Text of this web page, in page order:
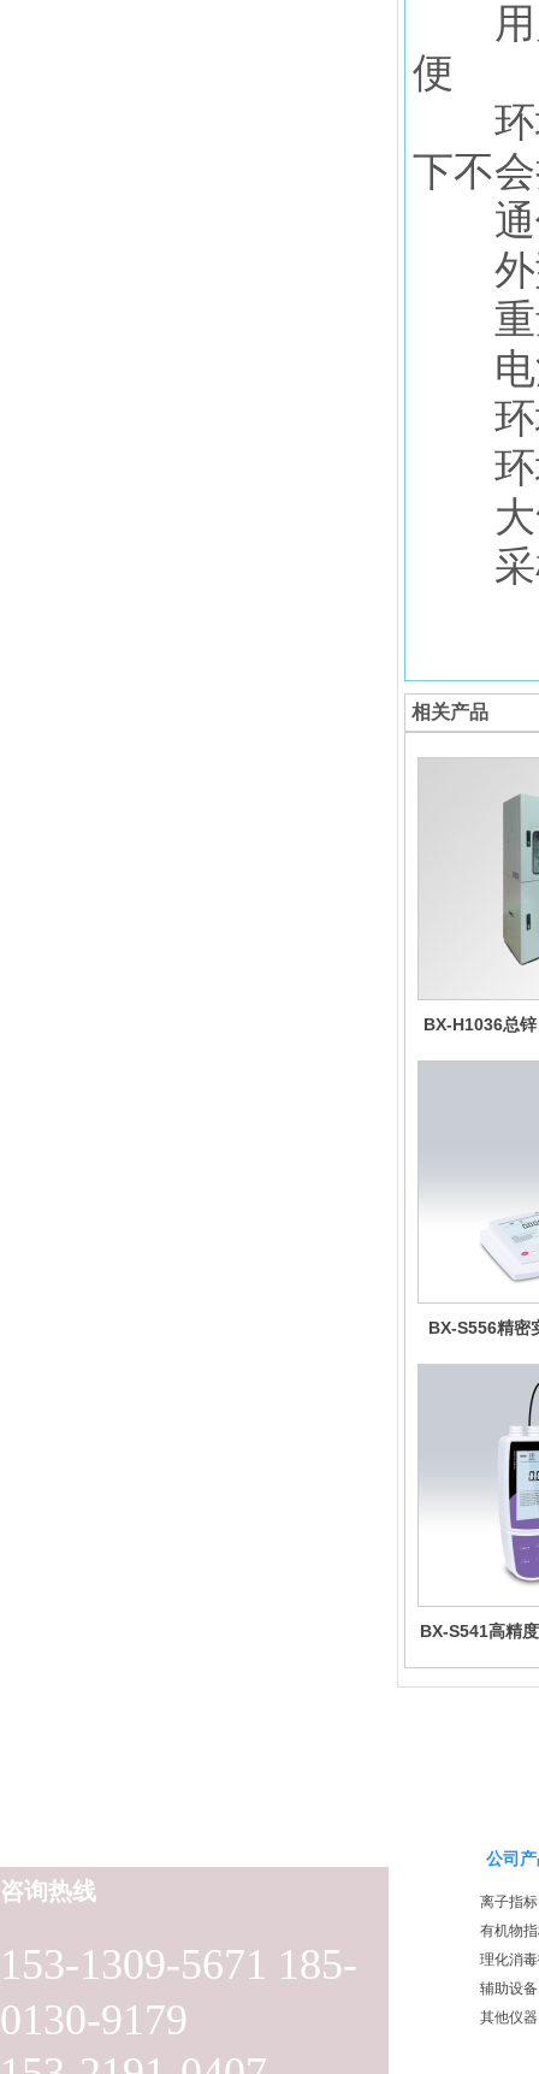
用户
便
环境
下不
通
外
重
电
环
环
大
采
相关产品
BX-H1036总
BX-S556精密
BX-S541高精
153-1309-5671 185-
0130-9179
咨询热线
公司
离子指标
有机物
理化消
辅助设备
其他仪器